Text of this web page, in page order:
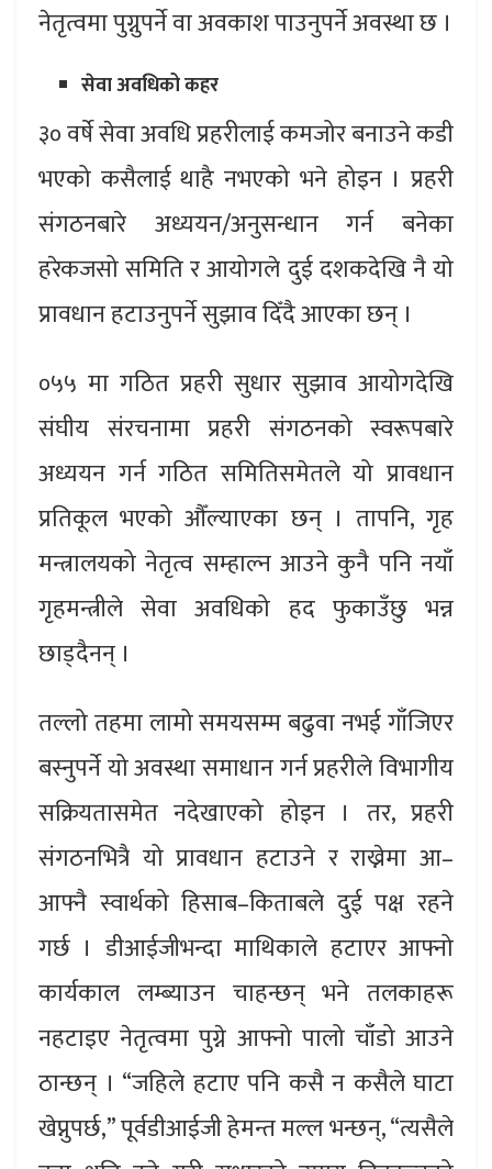
नेतृत्वमा पुग्नुपर्ने वा अवकाश पाउनुपर्ने अवस्था छ ।
सेवा अवधिको कहर
३० वर्षे सेवा अवधि प्रहरीलाई कमजोर बनाउने कडी
भएको कसैलाई थाहै नभएको भने होइन । प्रहरी
संगठनबारे अध्ययन/अनुसन्धान गर्न बनेका
हरेकजसो समिति र आयोगले दुई दशकदेखि नै यो
प्रावधान हटाउनुपर्ने सुझाव दिँदै आएका छन् ।
०५५ मा गठित प्रहरी सुधार सुझाव आयोगदेखि
संघीय संरचनामा प्रहरी संगठनको स्वरूपबारे
अध्ययन गर्न गठित समितिसमेतले यो प्रावधान
प्रतिकूल भएको औँल्याएका छन् । तापनि, गृह
मन्त्रालयको नेतृत्व सम्हाल्न आउने कुनै पनि नयाँ
गृहमन्त्रीले सेवा अवधिको हद फुकाउँछु भन्न
छाड्दैनन् ।
तल्लो तहमा लामो समयसम्म बढुवा नभई गाँजिएर
बस्नुपर्ने यो अवस्था समाधान गर्न प्रहरीले विभागीय
सक्रियतासमेत नदेखाएको होइन । तर, प्रहरी
संगठनभित्रै यो प्रावधान हटाउने र राख्नेमा आ–
आफ्नै स्वार्थको हिसाब–किताबले दुई पक्ष रहने
गर्छ । डीआईजीभन्दा माथिकाले हटाएर आफ्नो
कार्यकाल लम्ब्याउन चाहन्छन् भने तलकाहरू
नहटाइए नेतृत्वमा पुग्ने आफ्नो पालो चाँडो आउने
ठान्छन् । “जहिले हटाए पनि कसै न कसैले घाटा
खेप्नुपर्छ,” पूर्वडीआईजी हेमन्त मल्ल भन्छन्, “त्यसैले